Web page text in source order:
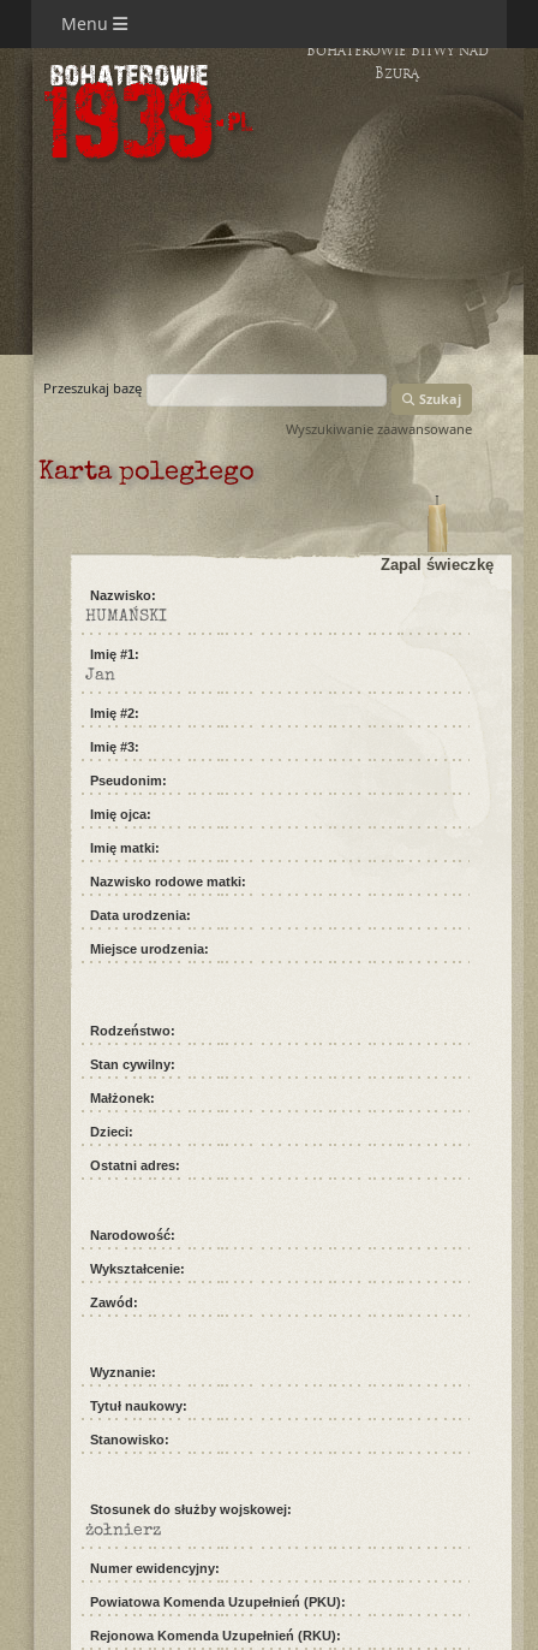
Menu
Bohaterowie Bitwy nad
Bzurą
Przeszukaj bazę
Szukaj
Wyszukiwanie zaawansowane
Karta poległego
Zapal świeczkę
Nazwisko:
HUMAŃSKI
Imię #1:
Jan
Imię #2:
Imię #3:
Pseudonim:
Imię ojca:
Imię matki:
Nazwisko rodowe matki:
Data urodzenia:
Miejsce urodzenia:
Rodzeństwo:
Stan cywilny:
Małżonek:
Dzieci:
Ostatni adres:
Narodowość:
Wykształcenie:
Zawód:
Wyznanie:
Tytuł naukowy:
Stanowisko:
Stosunek do służby wojskowej:
żołnierz
Numer ewidencyjny:
Powiatowa Komenda Uzupełnień (PKU):
Rejonowa Komenda Uzupełnień (RKU):